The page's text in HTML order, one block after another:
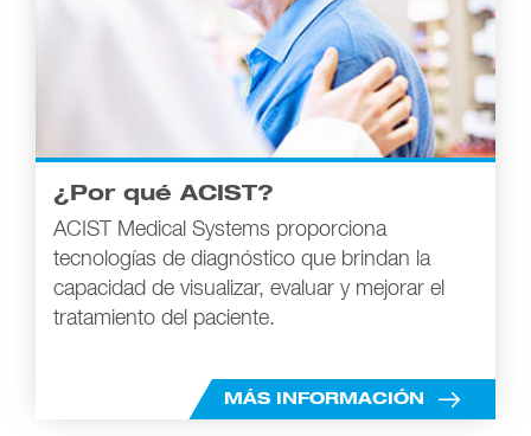
¿Por qué ACIST?
ACIST Medical Systems proporciona
tecnologías de diagnóstico que brindan la
capacidad de visualizar, evaluar y mejorar el
tratamiento del paciente.
MÁS INFORMACIÓN